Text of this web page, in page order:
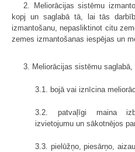
2. Meliorācijas sistēmu
kopj un saglabā tā, lai tās
izmantošanu, nepasliktinot citu
zemes izmantošanas iespējas un
3. Meliorācijas sistēmu
3.1. bojā vai iznīcina
3.2. patvaļīgi maina
izvietojumu un sākotnējos
3.3. pielūžņo, piesārņo,